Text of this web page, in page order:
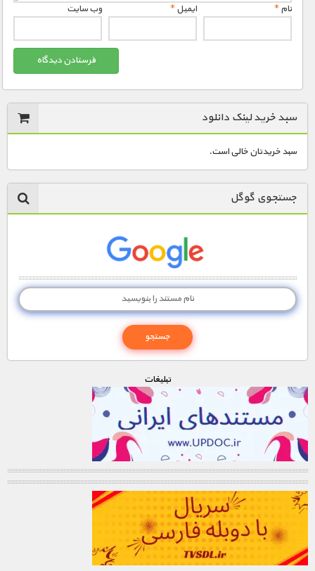
نام* ایمیل* وب‌ سایت
سبد خرید لینک دانلود
سبد خریدتان خالی است.
جستجوی گوگل
تبليغات